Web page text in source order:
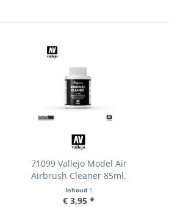
71099 Vallejo Model Air
Airbrush Cleaner 85ml.
Inhoud 1
€ 3,95 *